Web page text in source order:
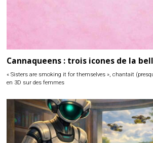
Cannaqueens : trois icones de la
« Sisters are smoking it for themselves », chantait
en 3D sur des femmes